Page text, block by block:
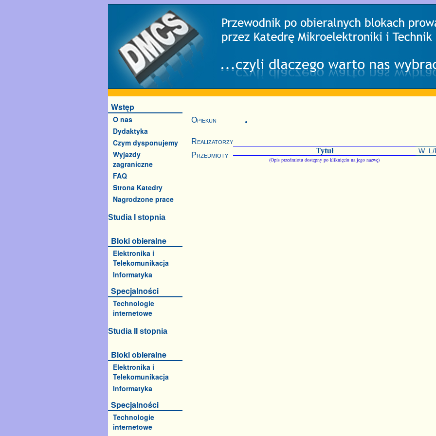
Wstęp
O nas
Dydaktyka
Czym dysponujemy
Wyjazdy
zagraniczne
FAQ
Strona Katedry
Nagrodzone prace
Studia I stopnia
Bloki obieralne
Elektronika i
Telekomunikacja
Informatyka
Specjalności
Technologie
internetowe
Studia II stopnia
Bloki obieralne
Elektronika i
Telekomunikacja
Informatyka
Specjalności
Technologie
internetowe
Opiekun
Realizatorzy
Przedmioty
Tytuł W L/
(Opis przedmiotu dostępny po kliknięciu na jego nazwę)